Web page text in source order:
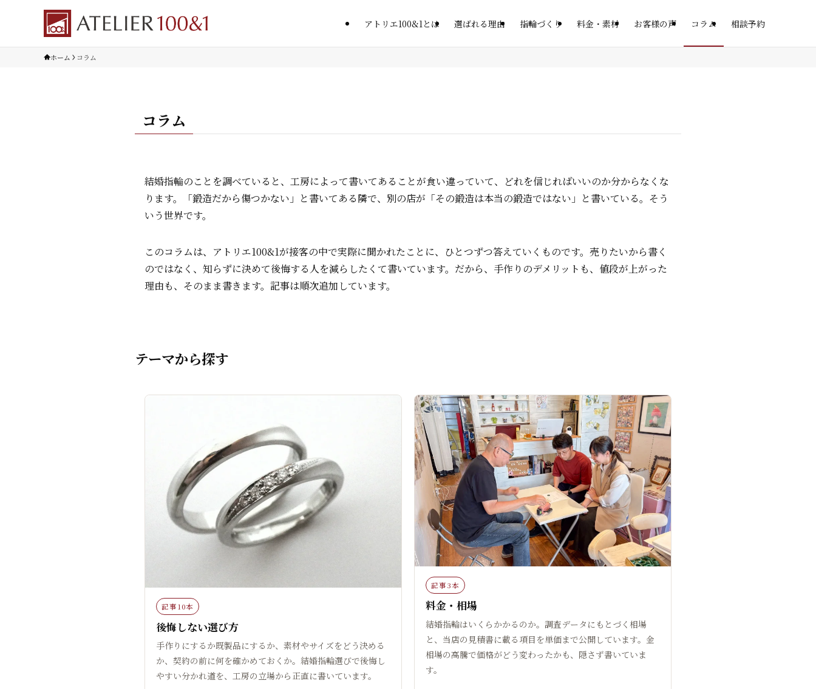
アトリエ100&1とは 選ばれる理由 指輪づくり 料金・素材 お客様の声 コラム 相談予約
ホーム コラム
コラム
結婚指輪のことを調べていると、工房によって書いてあることが食い違っていて、どれを信じればいいのか分からなくな
ります。「鍛造だから傷つかない」と書いてある隣で、別の店が「その鍛造は本当の鍛造ではない」と書いている。そう
いう世界です。
このコラムは、アトリエ100&1が接客の中で実際に聞かれたことに、ひとつずつ答えていくものです。売りたいから書く
のではなく、知らずに決めて後悔する人を減らしたくて書いています。だから、手作りのデメリットも、値段が上がった
理由も、そのまま書きます。記事は順次追加しています。
テーマから探す
記事10本
後悔しない選び方
手作りにするか既製品にするか、素材やサイズをどう決める
か、契約の前に何を確かめておくか。結婚指輪選びで後悔し
やすい分かれ道を、工房の立場から正直に書いています。
記事3本
料金・相場
結婚指輪はいくらかかるのか。調査データにもとづく相場
と、当店の見積書に載る項目を単価まで公開しています。金
相場の高騰で価格がどう変わったかも、隠さず書いていま
す。